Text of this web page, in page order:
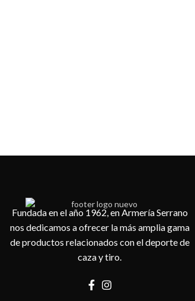
Fundada en el año 1962, en Armería Serrano
nos dedicamos a ofrecer la más amplia gama
de productos relacionados con el deporte de
caza y tiro.